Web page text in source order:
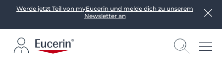
Werde jetzt Teil von myEucerin und melde dich zu unserem
Newsletter an